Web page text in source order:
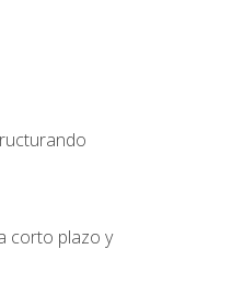
corto plazo y